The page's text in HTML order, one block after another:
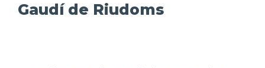
Gaudí de Riudoms